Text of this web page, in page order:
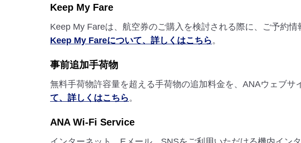
Keep My Fare
Keep My Fareは、航空券のご購入を検討される際に、ご予約
Keep My Fareについて、詳しくはこちら 。
事前追加手荷物
無料手荷物許容量を超える手荷物の追加料金を、ANAウェブサ
て、詳しくはこちら 。
ANA Wi-Fi Service